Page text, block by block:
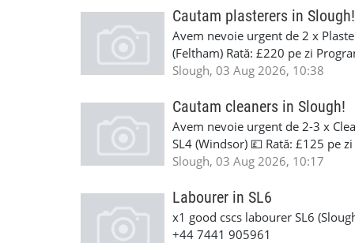
Cautam plasterers in Slough!
Avem nevoie urgent de 2 x
(Feltham) Rată: £220 pe zi
în weekend și ore suplimentare
documente valabile. Pentru mai
apel)
Slough, 03 Aug 2026, 10:38
Cautam cleaners in Slough!
Avem nevoie urgent de 2-3 x
SL4 (Windsor) 💷 Rată: £125 pe
în weekend și ore suplimentare
și documente valabile. Pentru
apel)
Slough, 03 Aug 2026, 10:17
Labourer in SL6
x1 good cscs labourer SL6
+44 7441 905961